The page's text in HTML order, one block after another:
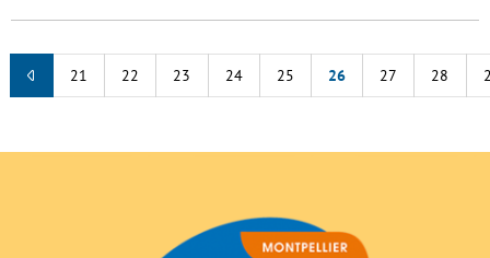
21 22 23 24 25 26 27 28